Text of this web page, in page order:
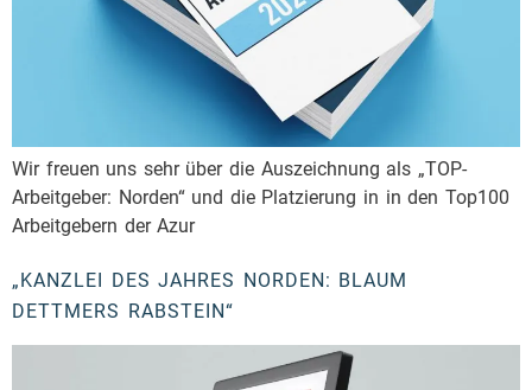
Wir freuen uns sehr über die Auszeichnung als „TOP-
Arbeitgeber: Norden“ und die Platzierung in in den Top100
Arbeitgebern der Azur
„KANZLEI DES JAHRES NORDEN: BLAUM
DETTMERS RABSTEIN“